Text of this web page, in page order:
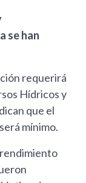
se han
requerirá
Hídricos y
que el
mínimo.